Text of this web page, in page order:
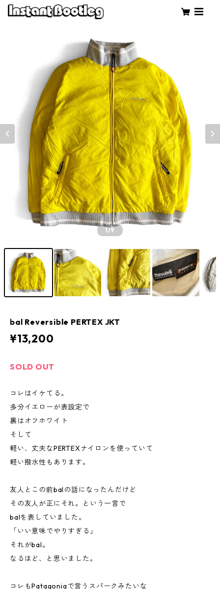
1/9
bal Reversible PERTEX JKT
¥13,200
SOLD OUT
コレはイケてる。
多分イエローが表設定で
裏はオフホワイト
そして
軽い、丈夫なPERTEXナイロンを使っていて
軽い撥水性もあります。
友人とこの前balの話になったんだけど
その友人が正にそれ。という一言で
balを表していました。
「いい意味でやりすぎる」
それがbal。
なるほど、と思いました。
コレもPatagoniaで言うスパークみたいな